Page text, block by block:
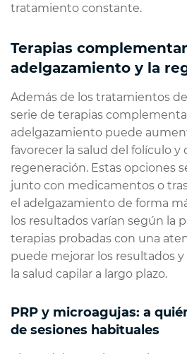
tratamiento constante.
Terapias
adelgazamiento y la
Además de los tratamientos
serie de terapias
adelgazamiento puede
favorecer la salud del folículo y
regeneración. Estas opciones
junto con medicamentos o
el adelgazamiento de forma
los resultados varían según la
terapias probadas con una
puede mejorar los resultados
la salud capilar a largo plazo.
PRP y microagujas: a
de sesiones habituales